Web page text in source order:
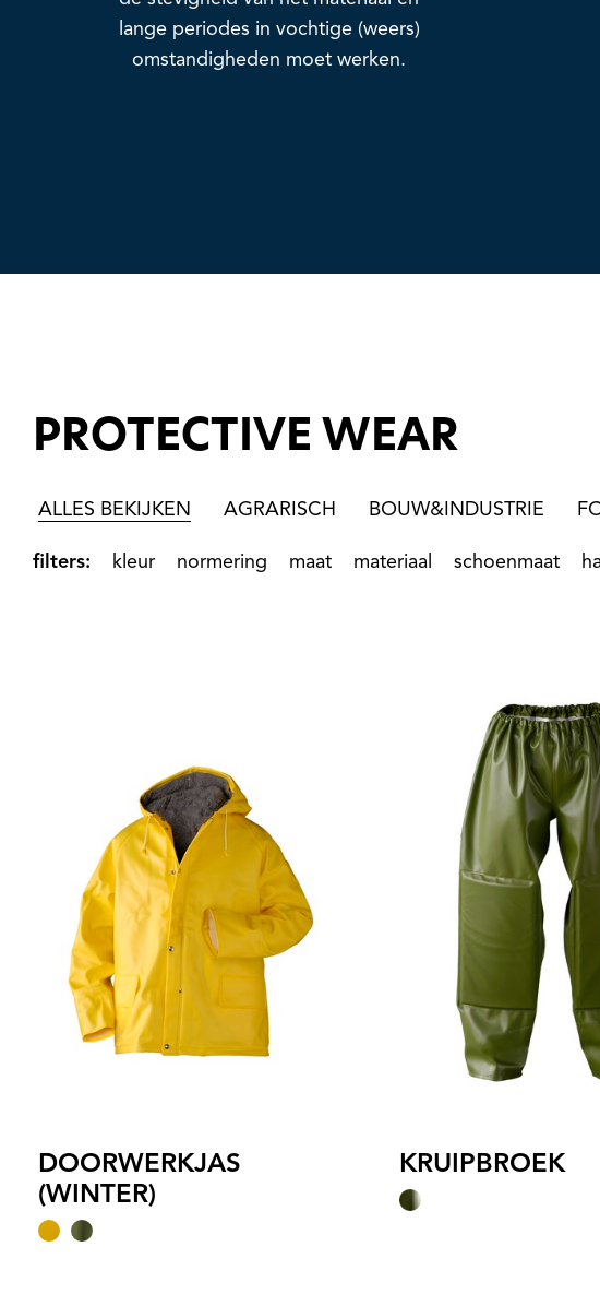
lange periodes in vochtige (weers)
omstandigheden moet werken.
PROTECTIVE WEAR
ALLES BEKIJKEN AGRARISCH BOUW&INDUSTRIE
filters: kleur normering maat materiaal schoenmaat
DOORWERKJAS
(WINTER)
KRUIPBROEK